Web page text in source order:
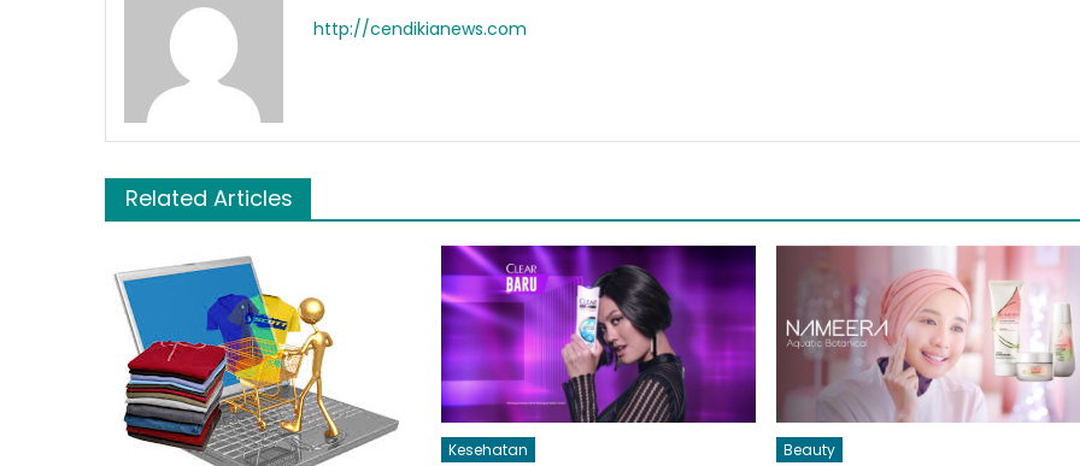
http://cendikianews.com
Related Articles
Kesehatan Beauty